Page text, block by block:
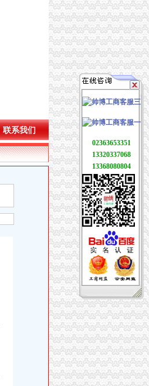
联系我们
02363653351
13320337068
13368080804